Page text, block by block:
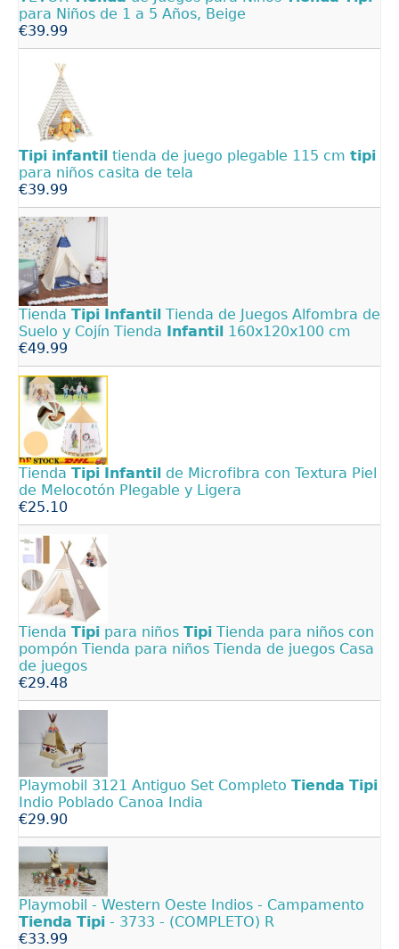
para Niños de 1 a 5 Años, Beige
€39.99
Tipi infantil tienda de juego plegable 115 cm tipi
para niños casita de tela
€39.99
Tienda Tipi Infantil Tienda de Juegos Alfombra de
Suelo y Cojín Tienda Infantil 160x120x100 cm
€49.99
Tienda Tipi Infantil de Microfibra con Textura Piel
de Melocotón Plegable y Ligera
€25.10
Tienda Tipi para niños Tipi Tienda para niños con
pompón Tienda para niños Tienda de juegos Casa
de juegos
€29.48
Playmobil 3121 Antiguo Set Completo Tienda Tipi
Indio Poblado Canoa India
€29.90
Playmobil - Western Oeste Indios - Campamento
Tienda Tipi - 3733 - (COMPLETO) R
€33.99